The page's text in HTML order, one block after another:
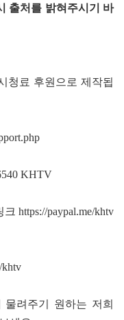
출처를 밝혀주시기 바
청료 후원으로 제작됩
KHTV
크 https://paypal.me/khtv
khtv
려주기 원하는 저희